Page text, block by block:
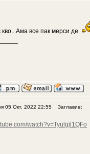
все пак мерси де
05 Окт, 2022 22:55 Заглавие:
watch?v=Tyulgjl1QFo